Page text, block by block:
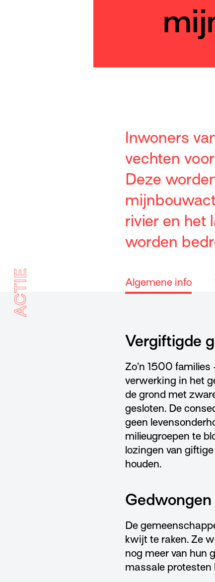
Inwoners
vechten
Deze
rivier en het
worden
ACTIE Algemene info
Vergiftigde
Zo’n 1500
verwerking in het
de grond met
gesloten. De
geen
milieugroepen te
lozingen van
houden.
De
kwijt te raken. Ze
nog meer van hun
massale protesten